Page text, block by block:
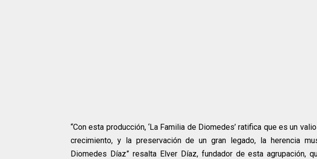
“Con esta producción, ‘La Familia de Diomedes’ ratifica que es un
crecimiento, y la preservación de un gran legado, la herencia
Diomedes Díaz” resalta Elver Díaz, fundador de esta agrupación,